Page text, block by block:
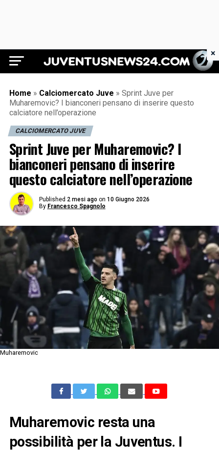
Juventus News 24
Home » Calciomercato Juve » Sprint Juve per
Muharemovic? I bianconeri pensano di inserire questo
calciatore nell’operazione
CALCIOMERCATO JUVE
Sprint Juve per Muharemovic? I
bianconeri pensano di inserire
questo calciatore nell’operazione
Published 2 mesi ago on 10 Giugno 2026
By Francesco Spagnolo
Muharemovic
Muharemovic resta una
possibilità per la Juventus. I
×